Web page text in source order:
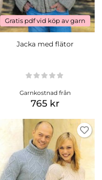
Gratis pdf vid köp av garn
Jacka med flätor
Garnkostnad från
765 kr